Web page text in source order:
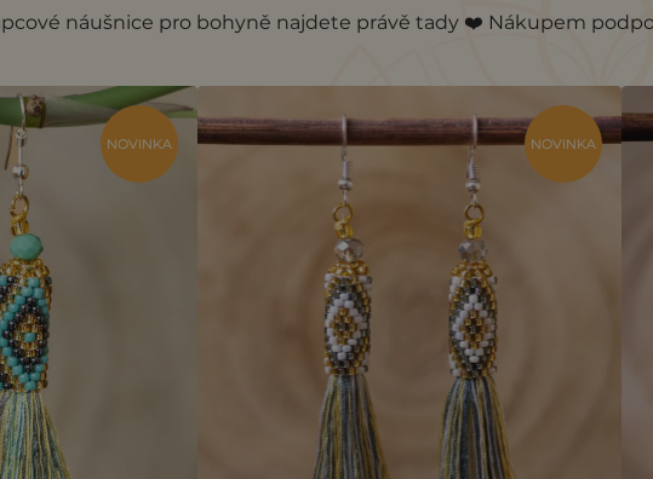
náušnice pro bohyně najdete právě tady ❤️‍ Nákupem
NOVINKA NOVINKA